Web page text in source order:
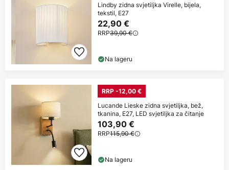
Lindby zidna svjetiljka Virelle, bijela,
tekstil, E27
22,90 €
RRP39,90 €
Na lageru
RRP -12,00 €
Lucande Lieske zidna svjetiljka, bež,
tkanina, E27, LED svjetiljka za čitanje
103,90 €
RRP115,90 €
Na lageru